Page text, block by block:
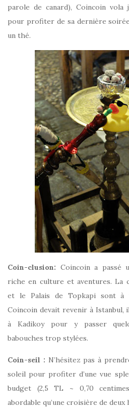
parole de canard), Coincoin vola
pour profiter de sa dernière
un thé.
Coin-clusion: Coincoin a passé
riche en culture et aventures. La
et le Palais de Topkapi sont à
Coincoin devait revenir à
à Kadikoy pour y passer
babouches trop stylées.
Coin-seil : N’hésitez pas à
soleil pour profiter d’une vue
budget (2,5 TL ~ 0,70
abordable qu’une croisière de